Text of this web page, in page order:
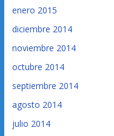
enero 2015
diciembre 2014
noviembre 2014
octubre 2014
septiembre 2014
agosto 2014
julio 2014